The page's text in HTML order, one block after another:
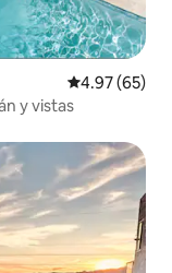
Calificación
4.97 (65)
y vistas